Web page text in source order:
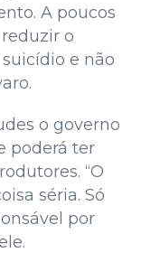
A poucos
o
e não
o governo
poderá ter
“O
séria. Só
por